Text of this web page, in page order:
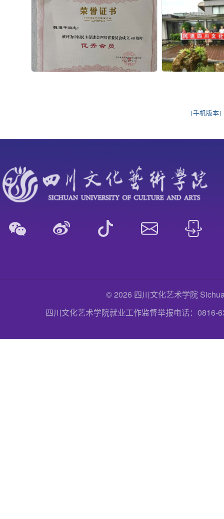
[手机版本]
© 2026 四川文化艺术学院
四川文化艺术学院就业工作监督举报电话：